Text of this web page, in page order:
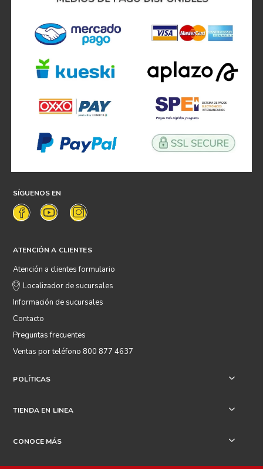
SÍGUENOS EN
ATENCIÓN A CLIENTES
Atención a clientes formulario
Localizador de sucursales
Información de sucursales
Contacto
Preguntas frecuentes
Ventas por teléfono 800 877 4637
POLÍTICAS +
TIENDA EN LINEA +
CONOCE MÁS +